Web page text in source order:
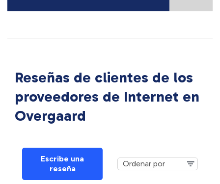
Reseñas de clientes de los
proveedores de Internet en
Overgaard
Escribe una
reseña